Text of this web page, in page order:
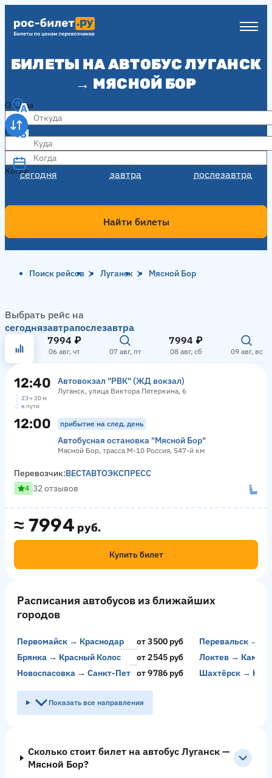
БИЛЕТЫ НА АВТОБУС ЛУГАНСК
→ МЯСНОЙ БОР
Откуда
Куда
Когда
сегодня завтра послезавтра
Когда
Найти билеты
Поиск рейсов Луганск Мясной Бор
Выбрать рейс на
сегоднязавтрапослезавтра
7994 ₽
06 авг, чт 07 авг, пт
7994 ₽
08 авг, сб 09 авг, вс
12:40 Автовокзал "РВК" (ЖД вокзал)
Луганск, улица Виктора Пятеркина, 6
23 ч 20 м
в пути
12:00 прибытие на след. день
Автобусная остановка "Мясной Бор"
Мясной Бор, трасса М-10 Россия, 547-й км
≈ 7994 руб.
Купить билет
Перевозчик:ВЕСТАВТОЭКСПРЕСС
4 32 отзывов
Расписания автобусов из ближайших
городов
Первомайск → Краснодар от 3500 руб
Перевальск →
Брянка → Красный Колос
от 2545 руб
Локтев →
Новоспасовка → Санкт-Петербургот 9786 руб Шахтёрск →
Показать все направления
Сколько стоит билет на автобус Луганск —
Мясной Бор?